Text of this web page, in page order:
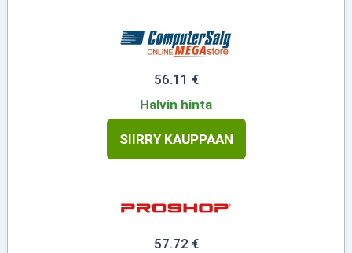
56.11 €
Halvin hinta
SIIRRY KAUPPAAN
57.72 €